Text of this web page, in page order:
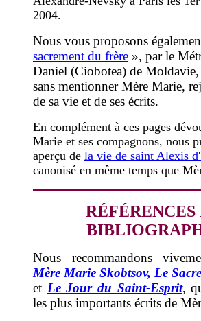
2004.
Nous vous proposons
sacrement du frère », par le
Daniel (Ciobotea) de
sans mentionner Mère Marie,
de sa vie et de ses écrits.
En complément à ces pages
Marie et ses compagnons, nous
aperçu de la vie de saint Alexis
canonisé en même temps que
RÉFÉRENCES
Nous recommandons
Mère Marie Skobtsov, Le
et Le Jour du Saint-Esprit,
les plus importants écrits de